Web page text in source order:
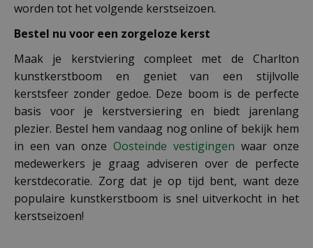
worden tot het volgende kerstseizoen.
Bestel nu voor een zorgeloze kerst
Maak je kerstviering compleet met de Charlton
kunstkerstboom en geniet van een stijlvolle
kerstsfeer zonder gedoe. Deze boom is de perfecte
basis voor je kerstversiering en biedt jarenlang
plezier. Bestel hem vandaag nog online of bekijk hem
in een van onze Oosteinde vestigingen waar onze
medewerkers je graag adviseren over de perfecte
kerstdecoratie. Zorg dat je op tijd bent, want deze
populaire kunstkerstboom is snel uitverkocht in het
kerstseizoen!